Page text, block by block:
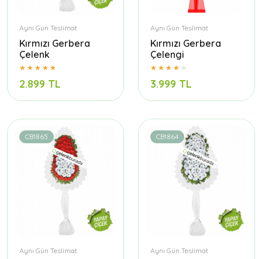
Aynı Gün Teslimat
Kırmızı Gerbera
Çelenk
2.899 TL
Aynı Gün Teslimat
Kırmızı Gerbera
Çelengi
3.999 TL
CB1865
Aynı Gün Teslimat
CB1864
Aynı Gün Teslimat